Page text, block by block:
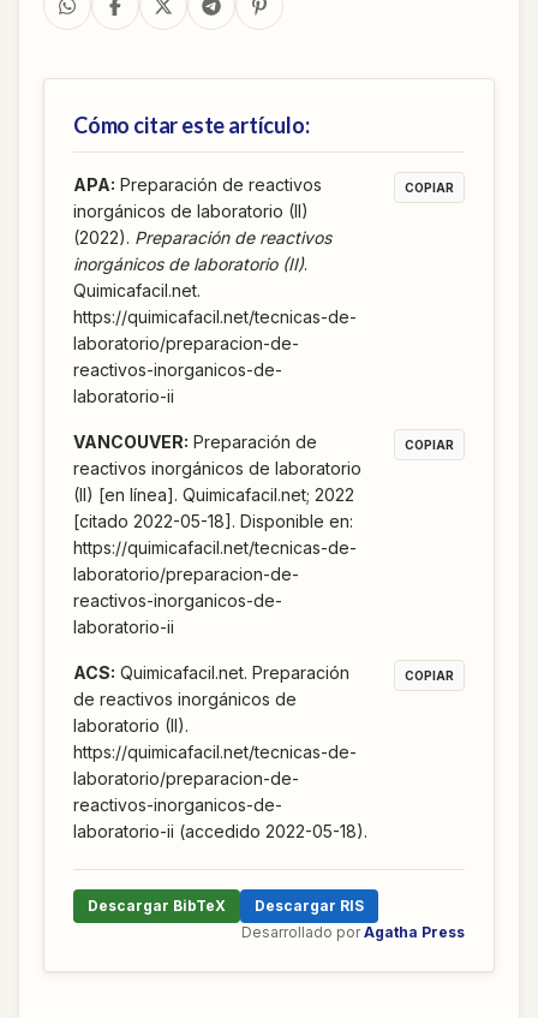
Cómo citar este artículo:
APA: Preparación de reactivos
inorgánicos de laboratorio (II)
(2022). Preparación de reactivos
inorgánicos de laboratorio (II).
Quimicafacil.net.
https://quimicafacil.net/tecnicas-de-
laboratorio/preparacion-de-
reactivos-inorganicos-de-
laboratorio-ii
COPIAR
VANCOUVER: Preparación de
reactivos inorgánicos de laboratorio
(II) [en línea]. Quimicafacil.net; 2022
[citado 2022-05-18]. Disponible en:
https://quimicafacil.net/tecnicas-de-
laboratorio/preparacion-de-
reactivos-inorganicos-de-
laboratorio-ii
COPIAR
ACS: Quimicafacil.net. Preparación
de reactivos inorgánicos de
laboratorio (II).
https://quimicafacil.net/tecnicas-de-
laboratorio/preparacion-de-
reactivos-inorganicos-de-
laboratorio-ii (accedido 2022-05-18).
COPIAR
Descargar BibTeX
Descargar RIS
Desarrollado por Agatha Press